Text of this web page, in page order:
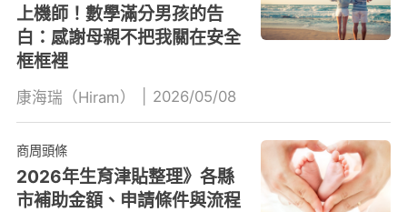
上機師！數學滿分男孩的告
白：感謝母親不把我關在安全
框框裡
康海瑞（Hiram） 2026/05/08
商周頭條
2026年生育津貼整理》各縣
市補助金額、申請條件與流程